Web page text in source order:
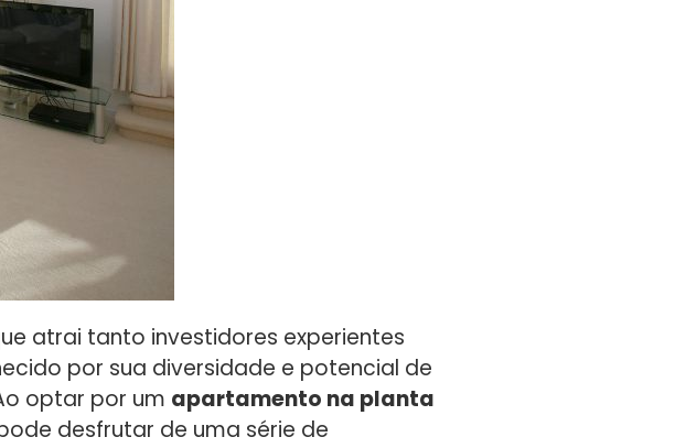
atrai tanto investidores experientes
por sua diversidade e potencial de
optar por um apartamento na planta
desfrutar de uma série de